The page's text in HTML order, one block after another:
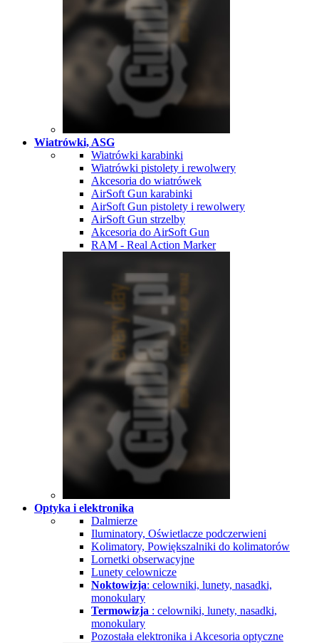
Wiatrówki, ASG
Wiatrówki karabinki
Wiatrówki pistolety i rewolwery
Akcesoria do wiatrówek
AirSoft Gun karabinki
AirSoft Gun pistolety i rewolwery
AirSoft Gun strzelby
Akcesoria do AirSoft Gun
RAM - Real Action Marker
Optyka i elektronika
Dalmierze
Iluminatory, Oświetlacze podczerwieni
Kolimatory, Powiększalniki do kolimatorów
Lornetki obserwacyjne
Lunety celownicze
Noktowizja: celowniki, lunety, nasadki,
monokulary
Termowizja : celowniki, lunety, nasadki,
monokulary
Pozostała elektronika i Akcesoria optyczne